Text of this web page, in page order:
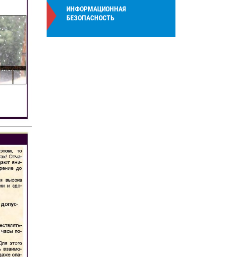
ИНФОРМАЦИОННАЯ
БЕЗОПАСНОСТЬ